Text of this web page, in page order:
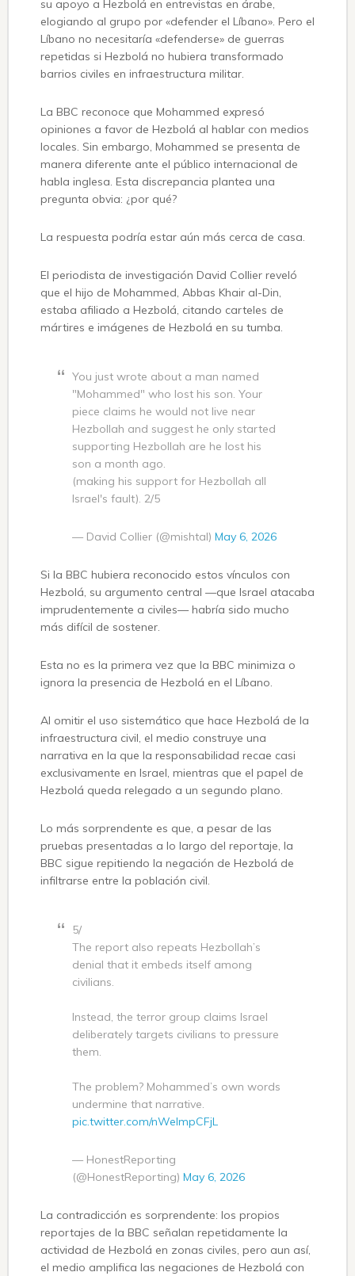
su apoyo a Hezbolá en entrevistas en árabe,
elogiando al grupo por «defender el Líbano». Pero el
Líbano no necesitaría «defenderse» de guerras
repetidas si Hezbolá no hubiera transformado
barrios civiles en infraestructura militar.
La BBC reconoce que Mohammed expresó
opiniones a favor de Hezbolá al hablar con medios
locales. Sin embargo, Mohammed se presenta de
manera diferente ante el público internacional de
habla inglesa. Esta discrepancia plantea una
pregunta obvia: ¿por qué?
La respuesta podría estar aún más cerca de casa.
El periodista de investigación David Collier reveló
que el hijo de Mohammed, Abbas Khair al-Din,
estaba afiliado a Hezbolá, citando carteles de
mártires e imágenes de Hezbolá en su tumba.
You just wrote about a man named
"Mohammed" who lost his son. Your
piece claims he would not live near
Hezbollah and suggest he only started
supporting Hezbollah are he lost his
son a month ago.
(making his support for Hezbollah all
Israel's fault). 2/5
— David Collier (@mishtal) May 6, 2026
Si la BBC hubiera reconocido estos vínculos con
Hezbolá, su argumento central —que Israel atacaba
imprudentemente a civiles— habría sido mucho
más difícil de sostener.
Esta no es la primera vez que la BBC minimiza o
ignora la presencia de Hezbolá en el Líbano.
Al omitir el uso sistemático que hace Hezbolá de la
infraestructura civil, el medio construye una
narrativa en la que la responsabilidad recae casi
exclusivamente en Israel, mientras que el papel de
Hezbolá queda relegado a un segundo plano.
Lo más sorprendente es que, a pesar de las
pruebas presentadas a lo largo del reportaje, la
BBC sigue repitiendo la negación de Hezbolá de
infiltrarse entre la población civil.
5/
The report also repeats Hezbollah’s
denial that it embeds itself among
civilians.
Instead, the terror group claims Israel
deliberately targets civilians to pressure
them.
The problem? Mohammed’s own words
undermine that narrative.
pic.twitter.com/nWelmpCFjL
— HonestReporting
(@HonestReporting) May 6, 2026
La contradicción es sorprendente: los propios
reportajes de la BBC señalan repetidamente la
actividad de Hezbolá en zonas civiles, pero aun así,
el medio amplifica las negaciones de Hezbolá con